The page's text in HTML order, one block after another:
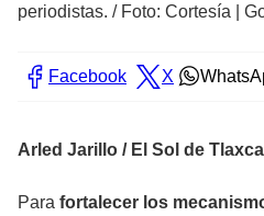
periodistas. / Foto: Cortesía |
Facebook X
Arled Jarillo / El Sol de
Para fortalecer los